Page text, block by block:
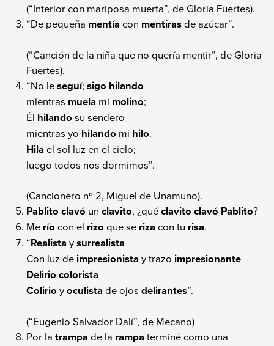
(“Interior con mariposa muerta”, de Gloria Fuertes).
“De pequeña mentíacon mentirasde azúcar”.
(“Canción de la niña que no quería mentir”, de Gloria
Fuertes).
“No leseguí;sigo hilando
mientras muela mi molino;
Él hilandosu sendero
mientras yo hilando mi hilo.
Hilael sol luz en el cielo;
luego todos nos dormimos”.
(Cancionero nº 2, Miguel de Unamuno).
Pablito clavó unclavito, ¿quéclavito clavó Pablito?
Me río con el rizo que se riza con tu risa.
“Realistaysurrealista
Con luz de impresionista y trazo impresionante
Delirio colorista
Colirioyoculista de ojosdelirantes”.
(“Eugenio Salvador Dalí”, de Mecano)
Por latrampade la rampaterminé como una